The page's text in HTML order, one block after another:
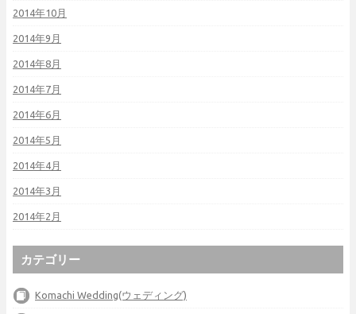
2014年10月
2014年9月
2014年8月
2014年7月
2014年6月
2014年5月
2014年4月
2014年3月
2014年2月
カテゴリー
Komachi Wedding(ウェディング)